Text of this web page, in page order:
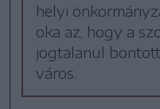
helyi
oka az, hogy a
jogtalanul
város.